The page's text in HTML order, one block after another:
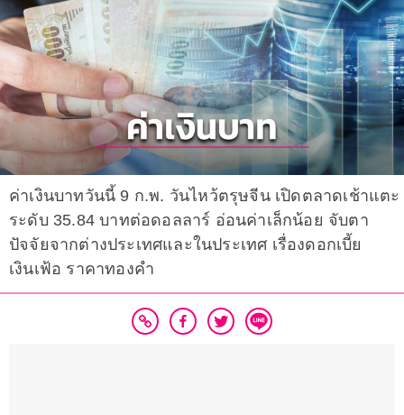
ค่าเงินบาทวันนี้ 9 ก.พ. วันไหว้ตรุษจีน เปิดตลาดเช้าแตะ
ระดับ 35.84 บาทต่อดอลลาร์ อ่อนค่าเล็กน้อย จับตา
ปัจจัยจากต่างประเทศและในประเทศ เรื่องดอกเบี้ย
เงินเฟ้อ ราคาทองคำ